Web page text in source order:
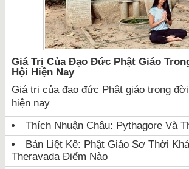
Giá Trị Của Đạo Đức Phật Giáo
Hội Hiện Nay
Giá trị của đạo đức Phật giáo trong
hiện nay
Thích Nhuận Châu: Pythagore Và
Bản Liệt Kê: Phật Giáo Sơ Thời
Theravada Điểm Nào